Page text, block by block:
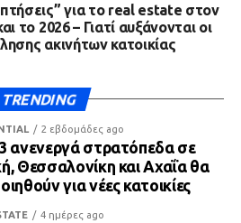
για το real estate στον
το 2026 – Γιατί αυξάνονται οι
ακινήτων κατοικίας
TRENDING
2 εβδομάδες ago
ανενεργά στρατόπεδα σε
Θεσσαλονίκη και Αχαΐα θα
για νέες κατοικίες
4 ημέρες ago